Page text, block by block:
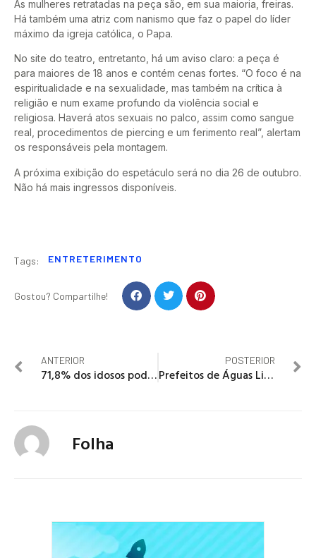
As mulheres retratadas na peça são, em sua maioria, freiras.
Há também uma atriz com nanismo que faz o papel do líder
máximo da igreja católica, o Papa.
No site do teatro, entretanto, há um aviso claro: a peça é
para maiores de 18 anos e contém cenas fortes. “O foco é na
espiritualidade e na sexualidade, mas também na crítica à
religião e num exame profundo da violência social e
religiosa. Haverá atos sexuais no palco, assim como sangue
real, procedimentos de piercing e um ferimento real”, alertam
os responsáveis pela montagem.
A próxima exibição do espetáculo será no dia 26 de outubro.
Não há mais ingressos disponíveis.
Tags: ENTRETERIMENTO
Gostou? Compartilhe!
ANTERIOR
71,8% dos idosos podem receber remédios com riscos à saúde durante internação
POSTERIOR
Prefeitos de Águas Lindas e Valparaíso definem prioridades para os próximos anos
Folha